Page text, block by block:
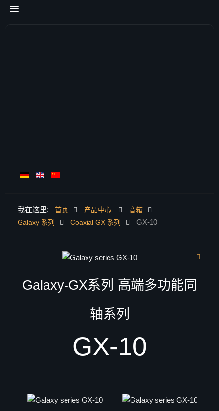
首页
联系我们
dsp处理器
低音/超低音音箱
LB-3
LB-3 i
Doppel 18"
我在这里: 首页 产品中心
音箱
Galaxy 系列
Coaxial GX 系列 GX-10
Galaxy-GX系列 高端多功能同
轴系列
GX-10